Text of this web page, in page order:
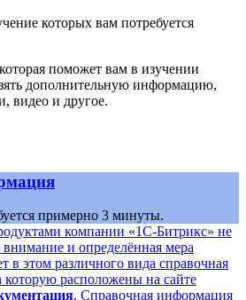
которых вам потребуется
поможет вам в изучении
дополнительную информацию,
видео и другое.
примерно 3 минуты.
компании «1С-Битрикс» не
и определённая мера
в этом различного вида справочная
расположены на сайте
. Справочная информация